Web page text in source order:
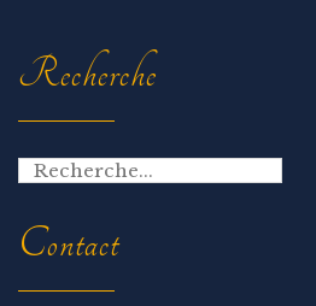
Recherche
Contact